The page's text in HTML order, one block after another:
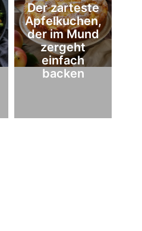
Der zarteste
Apfelkuchen,
der im Mund
zergeht
einfach
backen